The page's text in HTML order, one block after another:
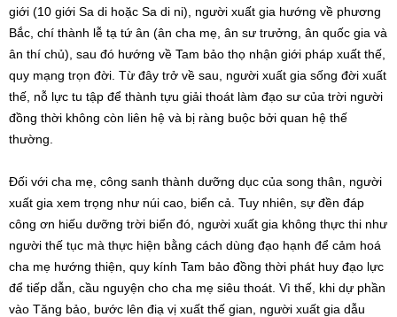
giới (10 giới Sa di hoặc Sa di ni), người xuất gia hướng về phương
Bắc, chí thành lễ tạ tứ ân (ân cha mẹ, ân sư trưởng, ân quốc gia và
ân thí chủ), sau đó hướng về Tam bảo thọ nhận giới pháp xuất thế,
quy mạng trọn đời. Từ đây trở về sau, người xuất gia sống đời xuất
thế, nỗ lực tu tập để thành tựu giải thoát làm đạo sư của trời người
đồng thời không còn liên hệ và bị ràng buộc bởi quan hệ thế
thường.
Đối với cha mẹ, công sanh thành dưỡng dục của song thân, người
xuất gia xem trọng như núi cao, biển cả. Tuy nhiên, sự đền đáp
công ơn hiếu dưỡng trời biển đó, người xuất gia không thực thi như
người thế tục mà thực hiện bằng cách dùng đạo hạnh để cảm hoá
cha mẹ hướng thiện, quy kính Tam bảo đồng thời phát huy đạo lực
để tiếp dẫn, cầu nguyện cho cha mẹ siêu thoát. Vì thế, khi dự phần
vào Tăng bảo, bước lên điạ vị xuất thế gian, người xuất gia dẫu